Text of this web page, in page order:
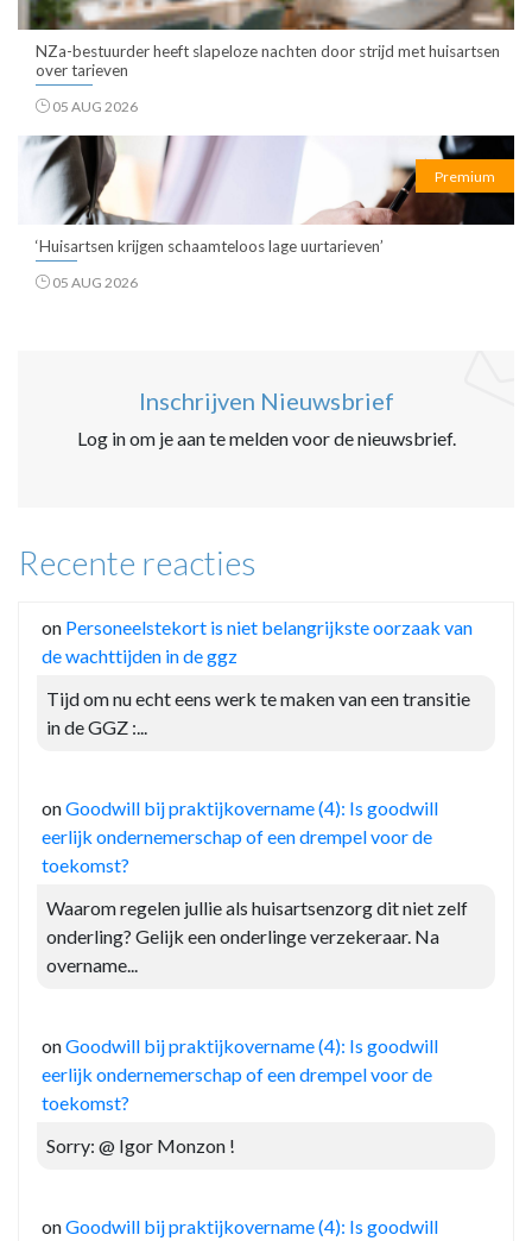
NZa-bestuurder heeft slapeloze nachten door strijd met huisartsen
over tarieven
05 AUG 2026
Premium
‘Huisartsen krijgen schaamteloos lage uurtarieven’
05 AUG 2026
Inschrijven Nieuwsbrief
Log in om je aan te melden voor de nieuwsbrief.
Recente reacties
on Personeelstekort is niet belangrijkste oorzaak van
de wachttijden in de ggz
Tijd om nu echt eens werk te maken van een transitie
in de GGZ :...
onGoodwill bij praktijkovername (4): Is goodwill
eerlijk ondernemerschap of een drempel voor de
toekomst?
Waarom regelen jullie als huisartsenzorg dit niet zelf
onderling? Gelijk een onderlinge verzekeraar. Na
overname...
onGoodwill bij praktijkovername (4): Is goodwill
eerlijk ondernemerschap of een drempel voor de
toekomst?
Sorry: @ Igor Monzon !
onGoodwill bij praktijkovername (4): Is goodwill